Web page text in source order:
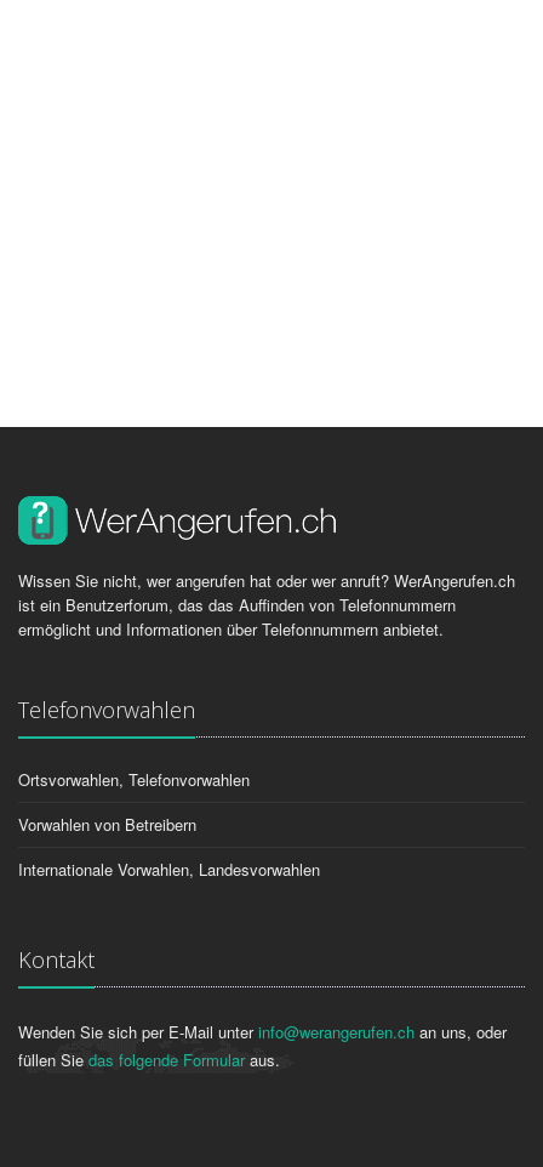
Wissen Sie nicht, wer angerufen hat oder wer anruft? WerAngerufen.ch
ist ein Benutzerforum, das das Auffinden von Telefonnummern
ermöglicht und Informationen über Telefonnummern anbietet.
Telefonvorwahlen
Ortsvorwahlen, Telefonvorwahlen
Vorwahlen von Betreibern
Internationale Vorwahlen, Landesvorwahlen
Kontakt
Wenden Sie sich per E-Mail unterinfo@werangerufen.ch an uns, oder
füllen Sie das folgende Formularaus.